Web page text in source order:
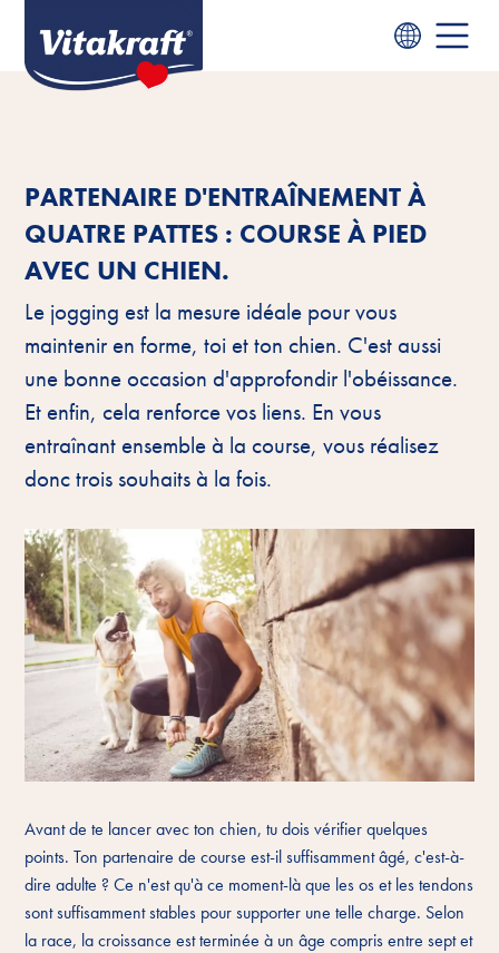
PARTENAIRE D'ENTRAÎNEMENT À
QUATRE PATTES : COURSE À PIED
AVEC UN CHIEN.
Le jogging est la mesure idéale pour vous
maintenir en forme, toi et ton chien. C'est aussi
une bonne occasion d'approfondir l'obéissance.
Et enfin, cela renforce vos liens. En vous
entraînant ensemble à la course, vous réalisez
donc trois souhaits à la fois.
Avant de te lancer avec ton chien, tu dois vérifier quelques
points. Ton partenaire de course est-il suffisamment âgé, c'est-à-
dire adulte ? Ce n'est qu'à ce moment-là que les os et les tendons
sont suffisamment stables pour supporter une telle charge. Selon
la race, la croissance est terminée à un âge compris entre sept et